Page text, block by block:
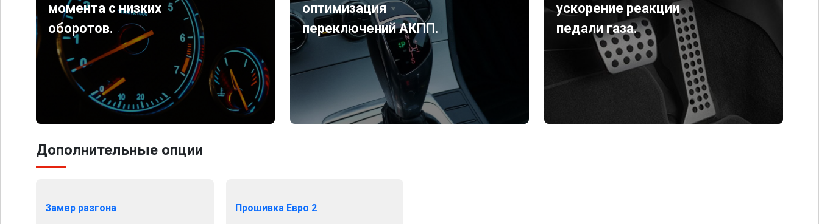
момента с низких
оборотов.
оптимизация
переключений АКПП.
ускорение реакции
педали газа.
Дополнительные опции
Замер разгона Прошивка Евро 2